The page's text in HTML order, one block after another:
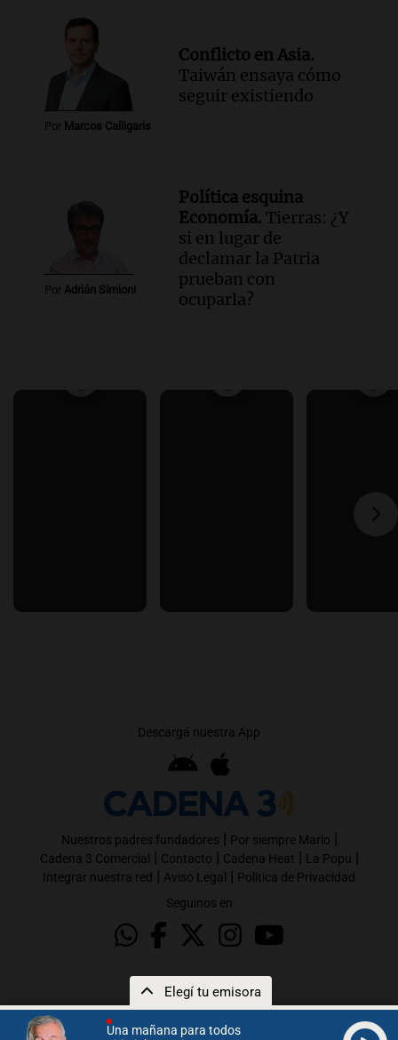
Una mañana para todos
Elegí tu emisora
Por Marcos Calligaris
Conflicto en Asia.
Taiwán ensaya cómo
seguir existiendo
Por Adrián Simioni
Política esquina
Economía. Tierras: ¿Y
si en lugar de
declamar la Patria
prueban con
ocuparla?
Descargá nuestra App
Nuestros padres fundadores | Por siempre Mario |
Cadena 3 Comercial | Contacto | Cadena Heat | La Popu |
Integrar nuestra red | Aviso Legal | Política de Privacidad
Seguinos en